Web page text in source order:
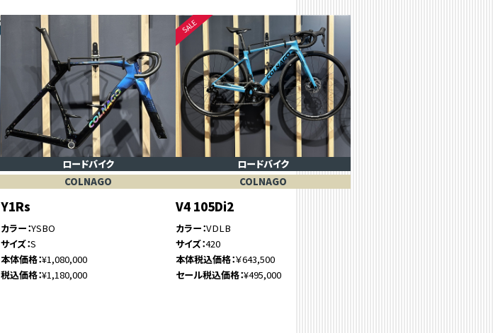
ロードバイク
COLNAGO
Y1Rs
カラー YSBO
サイズ S
本体価格 ¥1,080,000
税込価格 ¥1,180,000
ロードバイク
COLNAGO
V4 105Di2
カラー VDLB
サイズ 420
本体税込価格 ￥643,500
セール税込価格 ¥495,000